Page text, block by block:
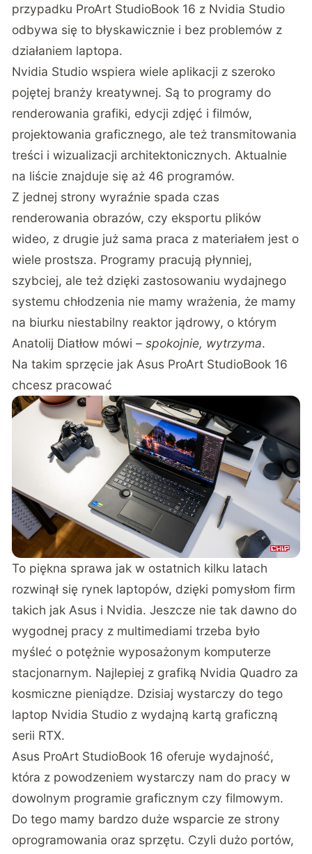
przypadku ProArt StudioBook 16 z Nvidia Studio
odbywa się to błyskawicznie i bez problemów z
działaniem laptopa.
Nvidia Studio wspiera wiele aplikacji z szeroko
pojętej branży kreatywnej. Są to programy do
renderowania grafiki, edycji zdjęć i filmów,
projektowania graficznego, ale też transmitowania
treści i wizualizacji architektonicznych. Aktualnie
na liście znajduje się aż 46 programów.
Z jednej strony wyraźnie spada czas
renderowania obrazów, czy eksportu plików
wideo, z drugie już sama praca z materiałem jest o
wiele prostsza. Programy pracują płynniej,
szybciej, ale też dzięki zastosowaniu wydajnego
systemu chłodzenia nie mamy wrażenia, że mamy
na biurku niestabilny reaktor jądrowy, o którym
Anatolij Diatłow mówi –spokojnie, wytrzyma.
Na takim sprzęcie jak Asus ProArt StudioBook 16
chcesz pracować
To piękna sprawa jak w ostatnich kilku latach
rozwinął się rynek laptopów, dzięki pomysłom firm
takich jak Asus i Nvidia. Jeszcze nie tak dawno do
wygodnej pracy z multimediami trzeba było
myśleć o potężnie wyposażonym komputerze
stacjonarnym. Najlepiej z grafiką Nvidia Quadro za
kosmiczne pieniądze. Dzisiaj wystarczy do tego
laptop Nvidia Studio z wydajną kartą graficzną
serii RTX.
Asus ProArt StudioBook 16 oferuje wydajność,
która z powodzeniem wystarczy nam do pracy w
dowolnym programie graficznym czy filmowym.
Do tego mamy bardzo duże wsparcie ze strony
oprogramowania oraz sprzętu. Czyli dużo portów,